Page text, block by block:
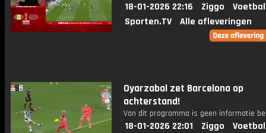
18-01-2026 22:16 Ziggo
Sporten.TV
Alle afleveringen
Oyarzabal zet Barcelona op
achterstand!
Van dit programma is geen informatie
18-01-2026 22:01 Ziggo